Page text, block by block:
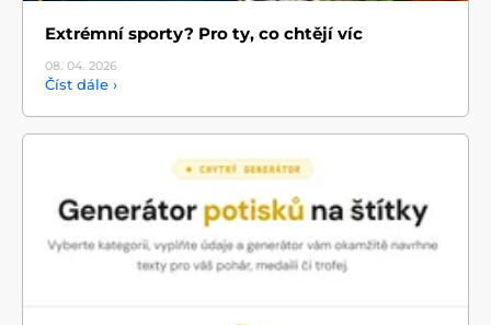
Extrémní sporty? Pro ty, co chtějí víc
08. 04. 2026
Číst dále ›